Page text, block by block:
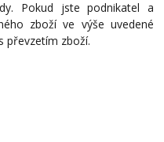
Pokud jste podnikatel a
zboží ve výše uvedené
převzetím zboží.